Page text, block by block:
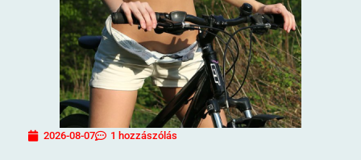
2026-08-07 1 hozzászólás